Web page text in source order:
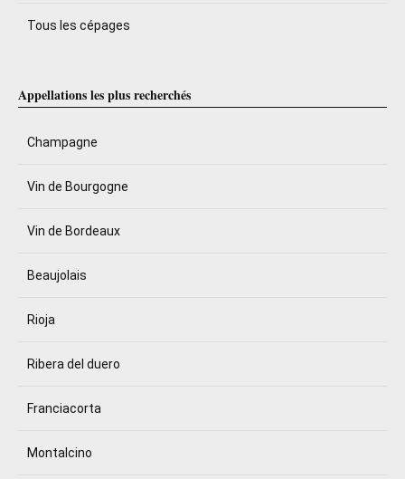
Tous les cépages
Appellations les plus recherchés
Champagne
Vin de Bourgogne
Vin de Bordeaux
Beaujolais
Rioja
Ribera del duero
Franciacorta
Montalcino